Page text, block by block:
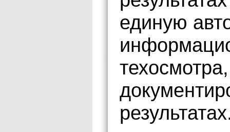
единую